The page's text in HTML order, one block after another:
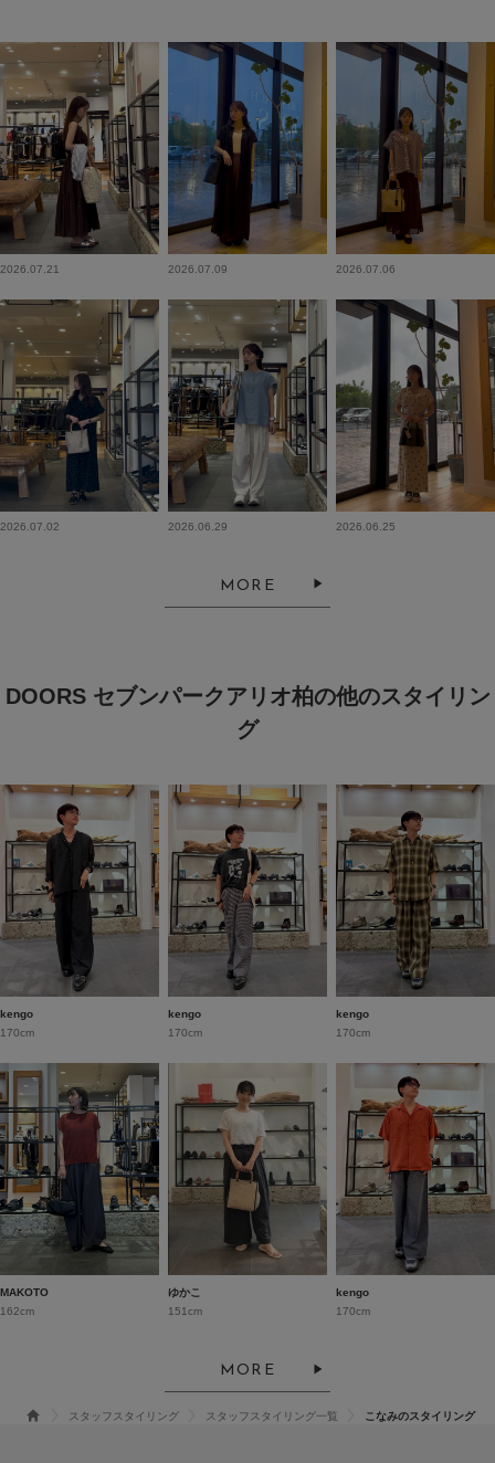
2026.07.21 2026.07.09 2026.07.06
2026.07.02 2026.06.29 2026.06.25
MORE
DOORS セブンパークアリオ柏の他のスタイリン
グ
kengo
170cm
kengo
170cm
kengo
170cm
MAKOTO
162cm
ゆかこ
151cm
kengo
170cm
MORE
スタッフスタイリング スタッフスタイリング一覧 こなみのスタイリング